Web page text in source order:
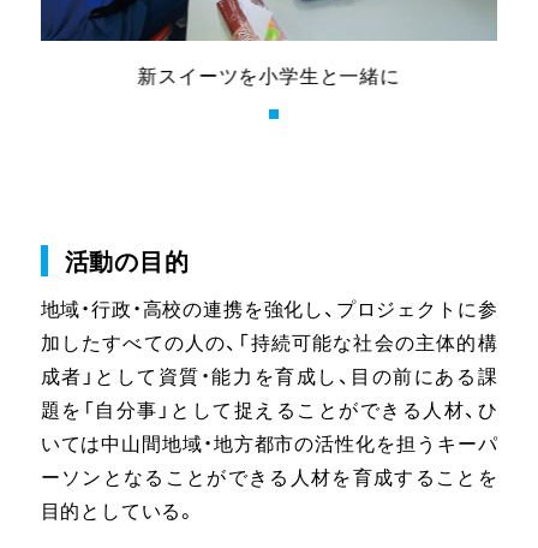
新スイーツを小学生と一緒に
活動の目的
地域・行政・高校の連携を強化し、プロジェクトに参
加したすべての人の、「持続可能な社会の主体的構
成者」として資質・能力を育成し、目の前にある課
題を「自分事」として捉えることができる人材、ひ
いては中山間地域・地方都市の活性化を担うキーパ
ーソンとなることができる人材を育成することを
目的としている。